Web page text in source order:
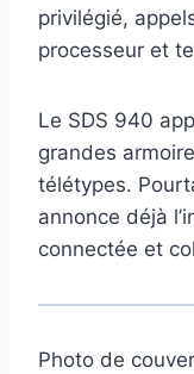
privilégié,
processeur et
Le SDS 940
grandes
télétypes.
annonce déjà
connectée et
Photo de